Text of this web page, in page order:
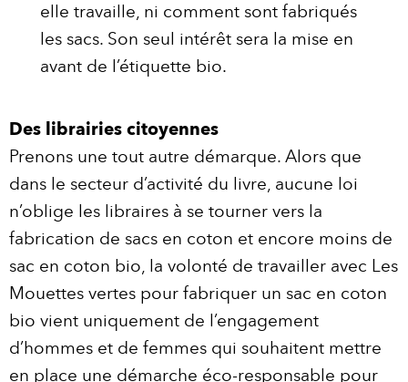
elle travaille, ni comment sont fabriqués
les sacs. Son seul intérêt sera la mise en
avant de l’étiquette bio.
Des librairies citoyennes
Prenons une tout autre démarque. Alors que
dans le secteur d’activité du livre, aucune loi
n’oblige les libraires à se tourner vers la
fabrication de sacs en coton et encore moins de
sac en coton bio, la volonté de travailler avec Les
Mouettes vertes pour fabriquer un sac en coton
bio vient uniquement de l’engagement
d’hommes et de femmes qui souhaitent mettre
en place une démarche éco-responsable pour